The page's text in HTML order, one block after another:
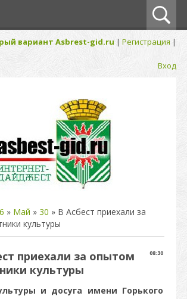
вариант Asbrest-gid.ru | Регистрация |
Вход
» Май » 30 » В Асбест приехали за
культуры
08:30
приехали за опытом
культуры
и досуга имени Горького